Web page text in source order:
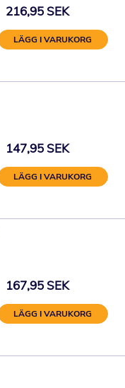
216,95 SEK
LÄGG I VARUKORG
147,95 SEK
LÄGG I VARUKORG
167,95 SEK
LÄGG I VARUKORG